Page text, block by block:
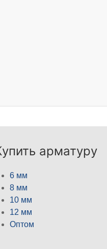
арматуру
6 мм
8 мм
10 мм
12 мм
Оптом